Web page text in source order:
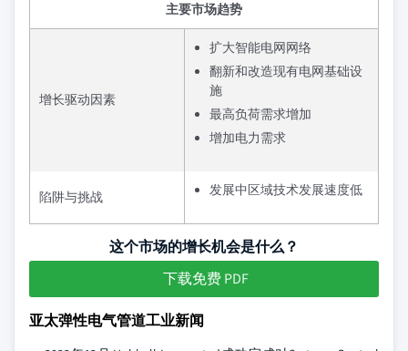
主要市场趋势
增长驱动因素
扩大智能电网网络
翻新和改造现有电网基础设
施
最高负荷需求增加
增加电力需求
陷阱与挑战 发展中区域技术发展速度低
这个市场的增长机会是什么？
下载免费 PDF
亚太弹性电气管道工业新闻